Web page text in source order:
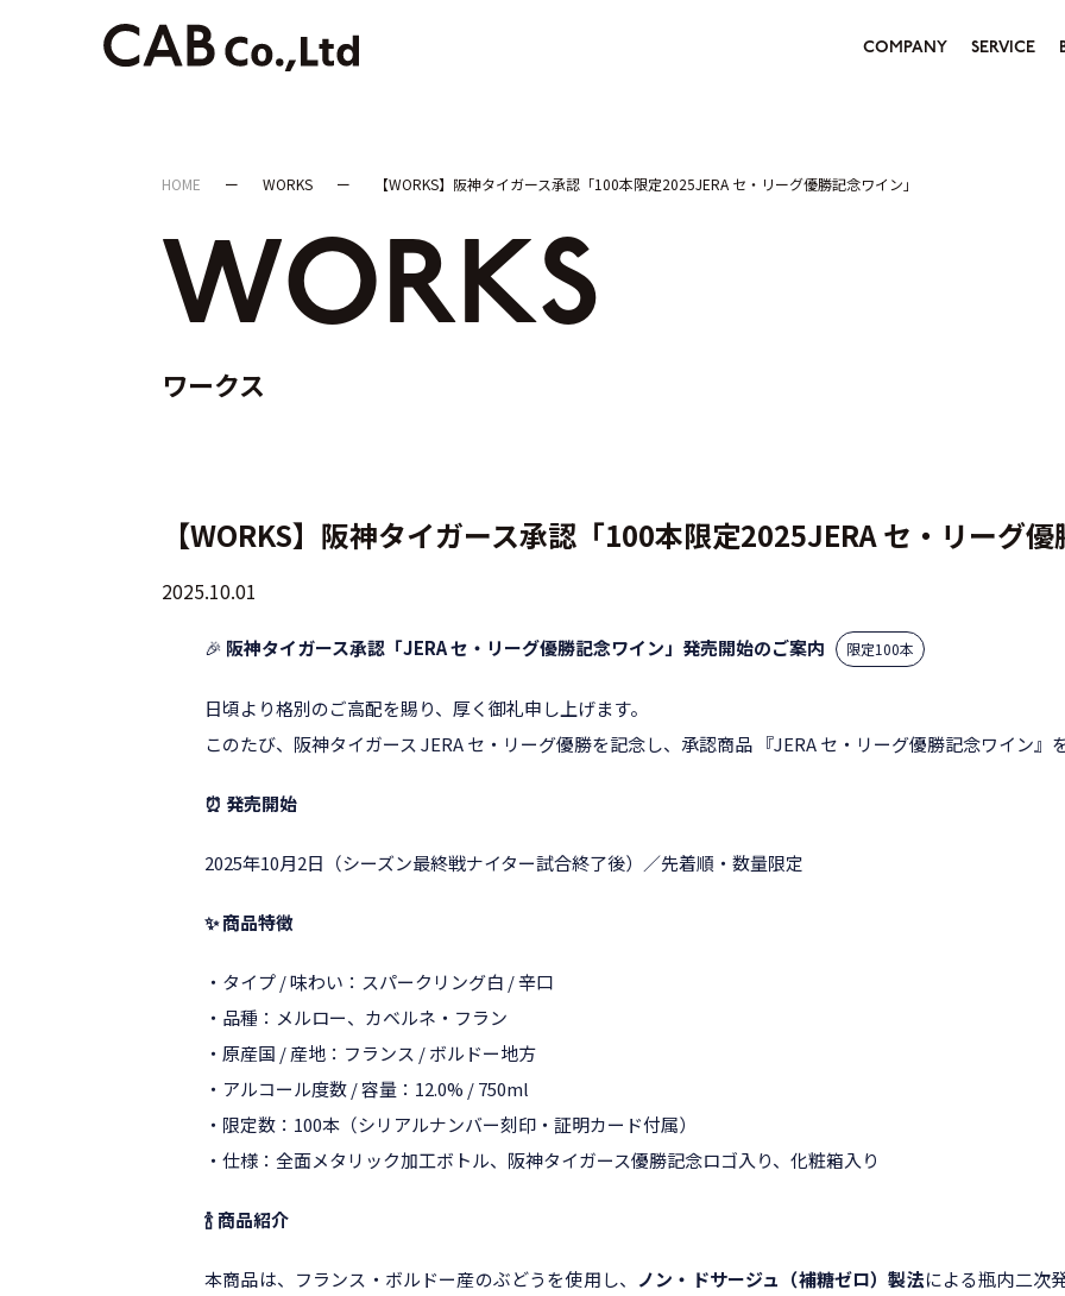
COMPANY SERVICE
HOME WORKS 【WORKS】阪神タイガース承認「100本限定2025JERA セ・リーグ優勝記念ワイン」
WORKS
ワークス
【WORKS】阪神タイガース承認「100本限定2025JERA セ・リーグ優
2025.10.01
🎉 阪神タイガース承認「JERA セ・リーグ優勝記念ワイン」発売開始のご案内 限定100本
日頃より格別のご高配を賜り、厚く御礼申し上げます。
このたび、阪神タイガース JERA セ・リーグ優勝を記念し、承認商品 『JERA セ・リーグ優勝記念ワイン』
⏰ 発売開始
2025年10月2日（シーズン最終戦ナイター試合終了後）／先着順・数量限定
✨ 商品特徴
・タイプ / 味わい：スパークリング白 / 辛口
・品種：メルロー、カベルネ・フラン
・原産国 / 産地：フランス / ボルドー地方
・アルコール度数 / 容量：12.0% / 750ml
・限定数：100本（シリアルナンバー刻印・証明カード付属）
・仕様：全面メタリック加工ボトル、阪神タイガース優勝記念ロゴ入り、化粧箱入り
🍾 商品紹介
本商品は、フランス・ボルドー産のぶどうを使用し、 ノン・ドサージュ（補糖ゼロ）製法による瓶内二次